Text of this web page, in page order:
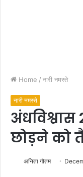
Home / नारी नमस्ते
नारी नमस्ते
अंधविश्वास
छोड़ने को
अनिता गौतम